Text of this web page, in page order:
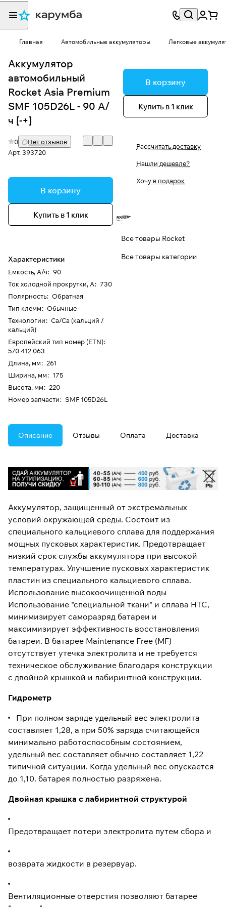
Главная Автомобильные аккумуляторы Легковые
Аккумулятор
автомобильный
Rocket Asia Premium
SMF 105D26L - 90 А/
ч [-+]
0
Нет отзывов
Арт.393720
В корзину
Купить в 1 клик
Характеристики
Емкость, А/ч: 90
Ток холодной прокрутки, А: 730
Полярность: Обратная
Тип клемм: Обычные
Технологии: Ca/Ca (кальций /
кальций)
Европейский тип номер (ETN):
570 412 063
Длина, мм: 261
Ширина, мм: 175
Высота, мм: 220
Номер запчасти: SMF 105D26L
В корзину
Купить в 1 клик
Рассчитать доставку
Нашли дешевле?
Хочу в подарок
Все товары Rocket
Все товары категории
Описание Отзывы Оплата Доставка
Аккумулятор, защищенный от экстремальных
условий окружающей среды. Состоит из
специального кальциевого сплава для поддержания
мощных пусковых характеристик. Предотвращает
низкий срок службы аккумулятора при высокой
температурах. Улучшение пусковых характеристик
пластин из специального кальциевого сплава.
Использование высокоочищенной воды
Использование "специальной ткани" и сплава HTC,
минимизирует саморазряд батареи и
максимизирует эффективность восстановления
батареи. В батарее Maintenance Free (MF)
отсутствует утечка электролита и не требуется
техническое обслуживание благодаря конструкции
с двойной крышкой и лабиринтной конструкции.
Гидрометр
При полном заряде удельный вес электролита
составляет 1,28, а при 50% заряда считающейся
минимально работоспособным состоянием,
удельный вес составляет обычно составляет 1,22
типичной ситуации. Когда удельный вес опускается
до 1,10. батарея полностью разряжена.
Двойная крышка с лабиринтной структурой
Предотвращает потери электролита путем сбора и
возврата жидкости в резервуар.
Вентиляционные отверстия позволяют батарее